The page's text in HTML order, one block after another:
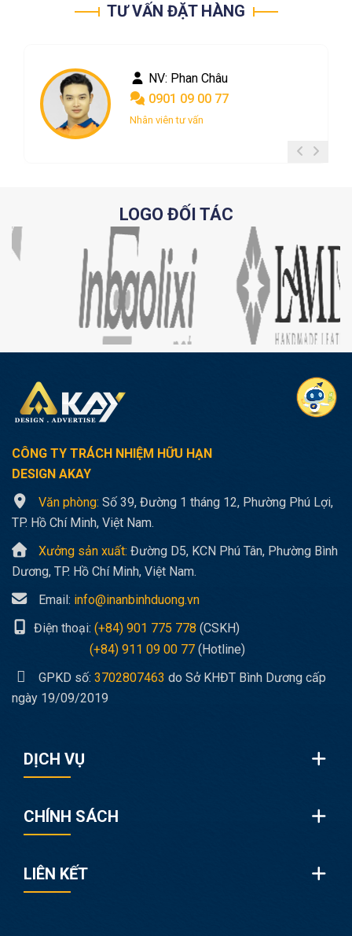
TƯ VẤN ĐẶT HÀNG
NV: Phan Châu
0901 09 00 77
Nhân viên tư vấn
LOGO ĐỐI TÁC
CÔNG TY TRÁCH NHIỆM HỮU HẠN
DESIGN AKAY
Văn phòng: Số 39, Đường 1 tháng 12, Phường Phú Lợi,
TP. Hồ Chí Minh, Việt Nam.
Xưởng sản xuất: Đường D5, KCN Phú Tân, Phường Bình
Dương, TP. Hồ Chí Minh, Việt Nam.
Email: info@inanbinhduong.vn
Điện thoại: (+84) 901 775 778 (CSKH)
(+84) 911 09 00 77 (Hotline)
GPKD số: 3702807463 do Sở KHĐT Bình Dương cấp
ngày 19/09/2019
DỊCH VỤ
CHÍNH SÁCH
LIÊN KẾT